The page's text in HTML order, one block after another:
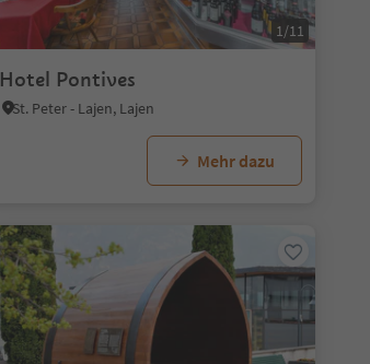
1/11
Hotel Pontives
St. Peter - Lajen, Lajen
Mehr dazu